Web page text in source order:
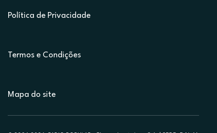
Política de Privacidade
Termos e Condições
Mapa do site